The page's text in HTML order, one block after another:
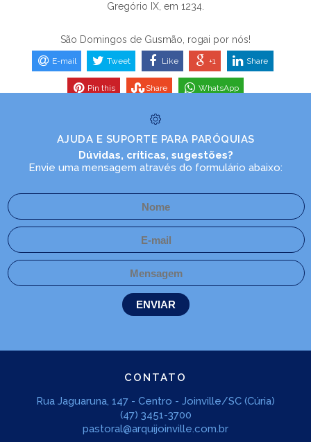
Gregório IX, em 1234.
São Domingos de Gusmão, rogai por nós!
E-mail Tweet Like +1 Share
Pin this Share WhatsApp
AJUDA E SUPORTE PARA PARÓQUIAS
Dúvidas, críticas, sugestões?
Envie uma mensagem através do formulário abaixo:
CONTATO
Rua Jaguaruna, 147 - Centro - Joinville/SC (Cúria)
(47) 3451-3700
pastoral@arquijoinville.com.br